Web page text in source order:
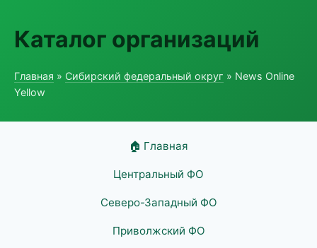
Каталог организаций
Главная » Сибирский федеральный округ » News Online
Yellow
🏠 Главная
Центральный ФО
Северо-Западный ФО
Приволжский ФО